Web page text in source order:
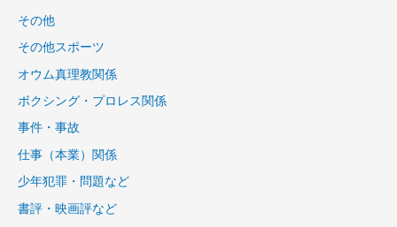
その他
その他スポーツ
オウム真理教関係
ボクシング・プロレス関係
事件・事故
仕事（本業）関係
少年犯罪・問題など
書評・映画評など